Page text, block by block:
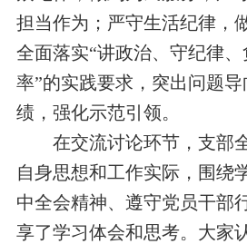
担当作为；严守生活纪律，
全面落实“讲政治、守纪律
率”的实践要求，突出问题
绩，强化示范引领。
在交流讨论环节，支部
自身思想和工作实际，围绕
中全会精神、遵守党员干部
享了学习体会和思考。大家